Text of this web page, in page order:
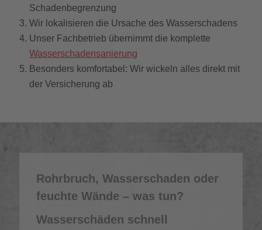
Schadenbegrenzung
Wir lokalisieren die Ursache des Wasserschadens
Unser Fachbetrieb übernimmt die komplette
Wasserschadensanierung
Besonders komfortabel: Wir wickeln alles direkt mit
der Versicherung ab
Rohrbruch, Wasserschaden oder
feuchte Wände – was tun?
Wasserschäden schnell